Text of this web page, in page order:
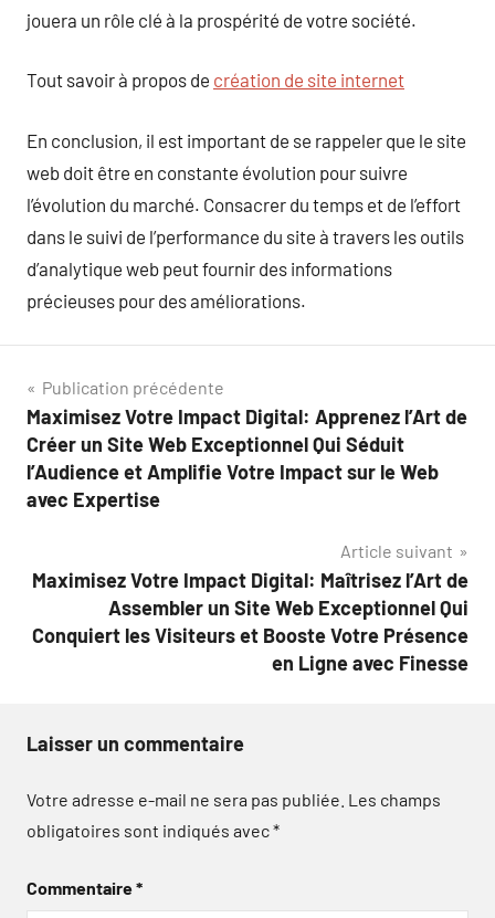
jouera un rôle clé à la prospérité de votre société.
Tout savoir à propos de création de site internet
En conclusion, il est important de se rappeler que le site
web doit être en constante évolution pour suivre
l’évolution du marché. Consacrer du temps et de l’effort
dans le suivi de l’performance du site à travers les outils
d’analytique web peut fournir des informations
précieuses pour des améliorations.
Navigation
de
l’article
Publication précédente
Maximisez Votre Impact Digital: Apprenez l’Art de
Créer un Site Web Exceptionnel Qui Séduit
l’Audience et Amplifie Votre Impact sur le Web
avec Expertise
Article suivant
Maximisez Votre Impact Digital: Maîtrisez l’Art de
Assembler un Site Web Exceptionnel Qui
Conquiert les Visiteurs et Booste Votre Présence
en Ligne avec Finesse
Laisser un commentaire
Votre adresse e-mail ne sera pas publiée. Les champs
obligatoires sont indiqués avec*
Commentaire*